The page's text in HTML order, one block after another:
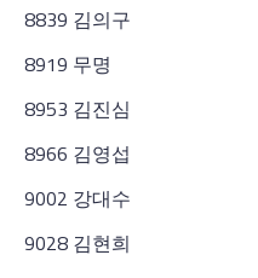
8839 김의구
8919 무명
8953 김진심
8966 김영섭
9002 강대수
9028 김현희